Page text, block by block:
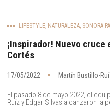
LIFESTYLE, NATURALEZA, SONORA
¡Inspirador! Nuevo cruce
Cortés
17/05/2022 Martín Bustillo-
El pasado 8 de mayo 2022, el
Ruíz y Edgar Silvas alcanzaron la